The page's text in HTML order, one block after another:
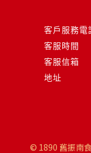
客戶服務電
客服時間
客服信箱
地址
© 1890 舊振南